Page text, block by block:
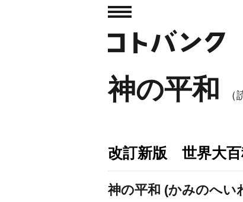
神の平和
改訂新版 世界大百
神の平和 (かみのへい